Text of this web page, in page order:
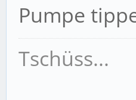
Pumpe
Tschüss...